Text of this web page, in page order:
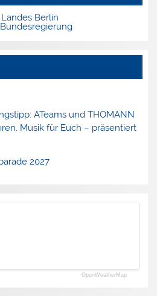
Berlin
ATeams und THOMANN
Musik für Euch – präsentiert
2027
OpenWeatherMap